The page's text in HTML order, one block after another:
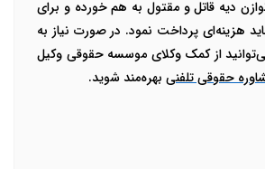
توازن دیه قاتل و مقتول به هم خورده و برای
هزینه‌ای پرداخت نمود. در صورت نیاز به
می‌توانید از کمک وکلای موسسه حقوقی وکیل
حقوقی تلفنی بهره‌مند شوید.